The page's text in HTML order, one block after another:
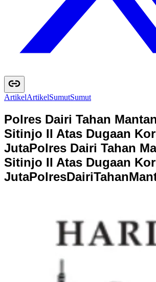
ArtikelArtikelSumutSumut
Polres Dairi Tahan
Sitinjo II Atas Dugaan
JutaPolres Dairi Tahan
Sitinjo II Atas Dugaan
JutaPolresDairiTahanMan